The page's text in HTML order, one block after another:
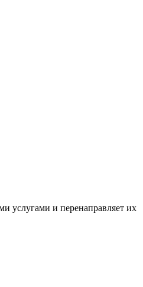
услугами и перенаправляет их